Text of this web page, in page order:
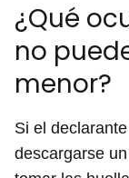
¿Qué
no
menor?
Si el
descargarse un